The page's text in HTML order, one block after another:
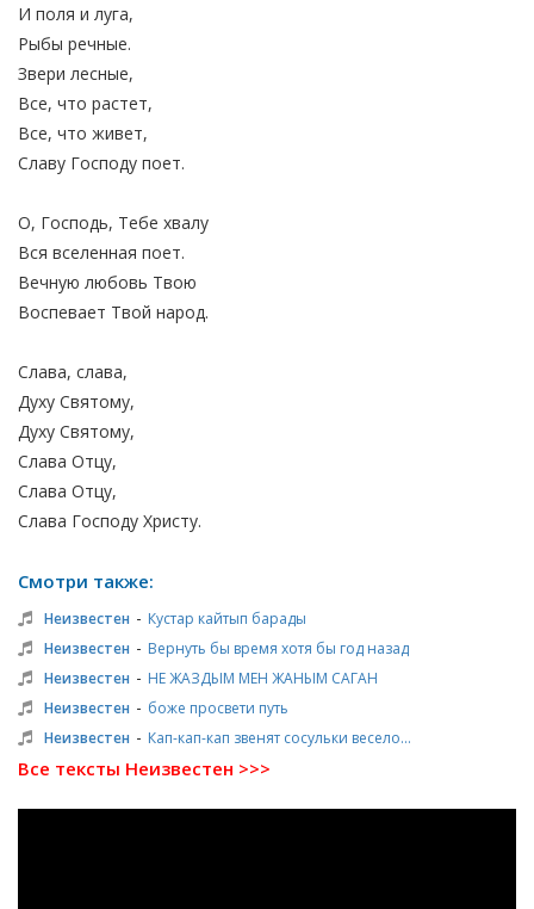
И поля и луга,
Рыбы речные.
Звери лесные,
Все, что растет,
Все, что живет,
Славу Господу поет.
О, Господь, Тебе хвалу
Вся вселенная поет.
Вечную любовь Твою
Воспевает Твой народ.
Слава, слава,
Духу Святому,
Духу Святому,
Слава Отцу,
Слава Отцу,
Слава Господу Христу.
Смотри также:
Неизвестен - Кустар кайтып барады
Неизвестен - Вернуть бы время хотя бы год назад
Неизвестен - НЕ ЖАЗДЫМ МЕН ЖАНЫМ САГАН
Неизвестен - боже просвети путь
Неизвестен - Кап-кап-кап звенят сосульки весело...
Все тексты Неизвестен >>>